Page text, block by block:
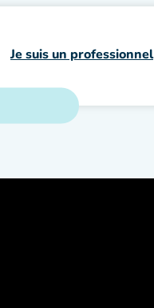
Je suis un professionnel